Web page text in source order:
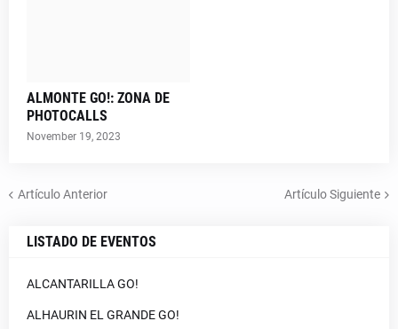
ALMONTE GO!: ZONA DE
PHOTOCALLS
November 19, 2023
Artículo Anterior Artículo Siguiente
LISTADO DE EVENTOS
ALCANTARILLA GO!
ALHAURIN EL GRANDE GO!